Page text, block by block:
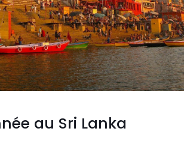
au Sri Lanka